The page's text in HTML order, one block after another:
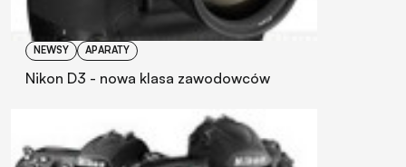
NEWSY APARATY
Nikon D3 - nowa klasa zawodowców